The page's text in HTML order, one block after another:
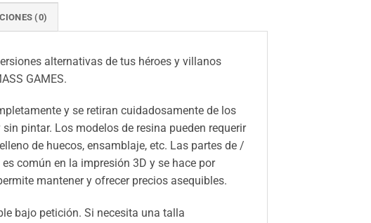
(0)
alternativas de tus héroes y villanos
GAMES.
y se retiran cuidadosamente de los
pintar. Los modelos de resina pueden requerir
de huecos, ensamblaje, etc. Las partes de /
común en la impresión 3D y se hace por
mantener y ofrecer precios asequibles.
bajo petición. Si necesita una talla